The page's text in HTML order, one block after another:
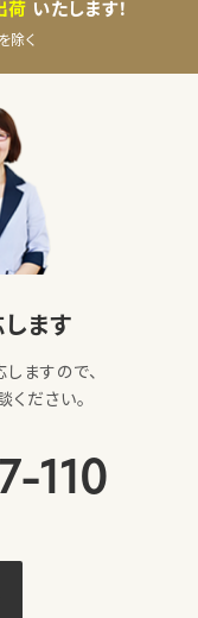
荷 いたします！
除く
ます
ますので、
ださい。
110